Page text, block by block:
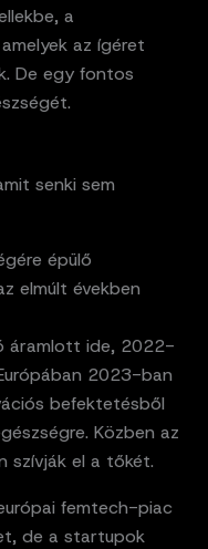
a
az ígéret
De egy fontos
senki sem
épülő
elmúlt években
áramlott ide, 2022-
2023-ban
befektetésből
Közben az
szívják el a tőkét.
femtech-piac
de a startupok